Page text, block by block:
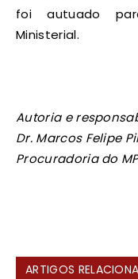
foi autuado
Ministerial.
Autoria e
Dr. Marcos Felipe
Procuradoria do
ARTIGOS